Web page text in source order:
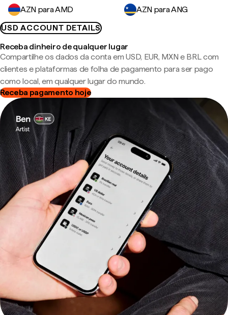
AZN para AMD
AZN para ANG
USD ACCOUNT DETAILS
Receba dinheiro de qualquer lugar
Compartilhe os dados da conta em USD, EUR, MXN e BRL com
clientes e plataformas de folha de pagamento para ser pago
como local, em qualquer lugar do mundo.
Receba pagamento hoje